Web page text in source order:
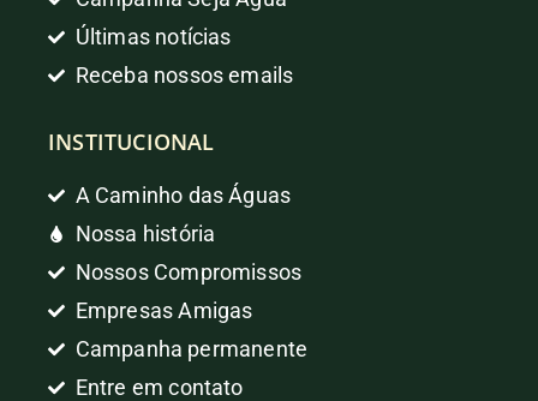
Últimas notícias
Receba nossos emails
INSTITUCIONAL
A Caminho das Águas
Nossa história
Nossos Compromissos
Empresas Amigas
Campanha permanente
Entre em contato